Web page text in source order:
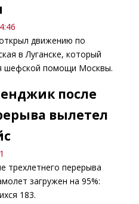
движению по
в Луганске, который
шефской помощи Москвы.
после
вылетел
трехлетнего перерыва
загружен на 95%:
183.